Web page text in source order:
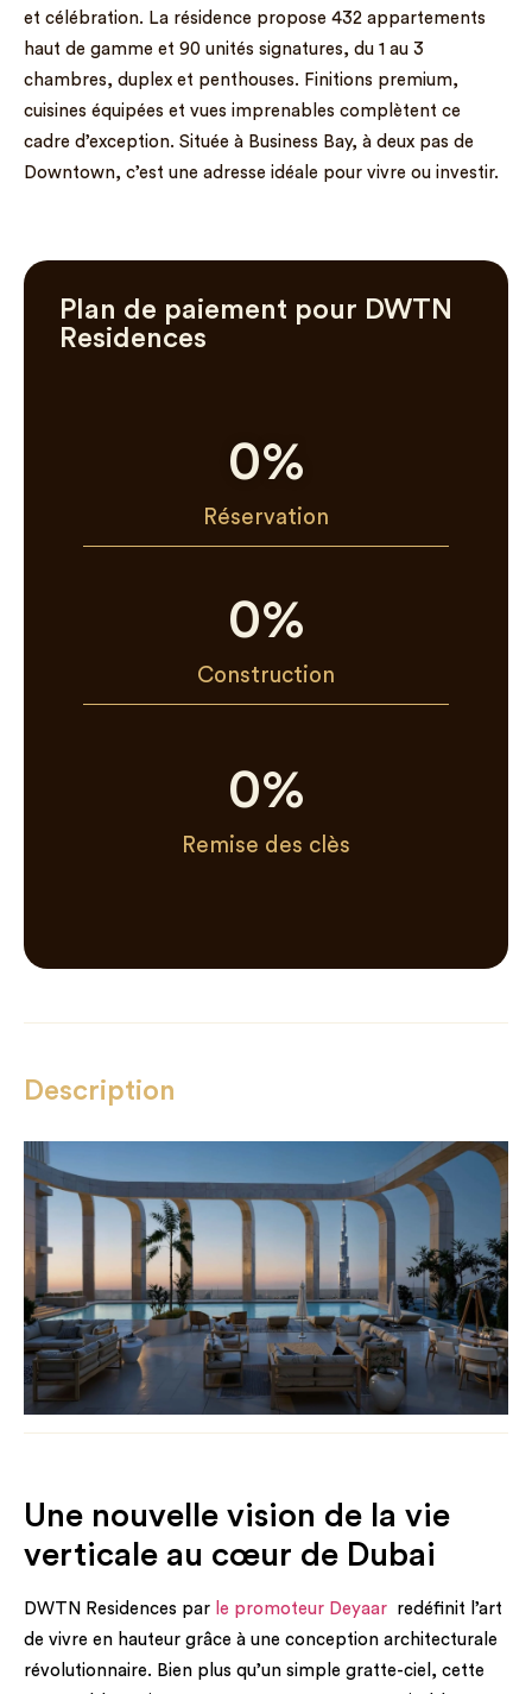
et célébration. La résidence propose 432 appartements
haut de gamme et 90 unités signatures, du 1 au 3
chambres, duplex et penthouses. Finitions premium,
cuisines équipées et vues imprenables complètent ce
cadre d’exception. Située à Business Bay, à deux pas de
Downtown, c’est une adresse idéale pour vivre ou investir.
Plan de paiement pour DWTN
Residences
Réservation
0%
Construction
0%
Remise des clès
0%
Description
Une nouvelle vision de la vie
verticale au cœur de Dubai
DWTN Residences par le promoteur Deyaar redéfinit l’art
de vivre en hauteur grâce à une conception architecturale
révolutionnaire. Bien plus qu’un simple gratte-ciel, cette